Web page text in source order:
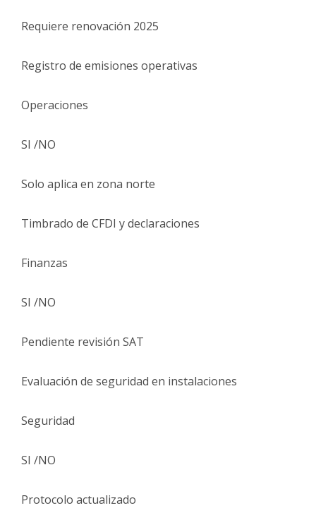
Requiere renovación 2025
Registro de emisiones operativas
Operaciones
SI /NO
Solo aplica en zona norte
Timbrado de CFDI y declaraciones
Finanzas
SI /NO
Pendiente revisión SAT
Evaluación de seguridad en instalaciones
Seguridad
SI /NO
Protocolo actualizado